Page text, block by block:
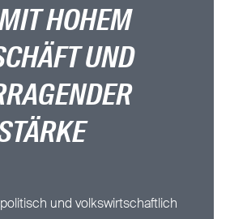
HOHEM
UND
und volkswirtschaftlich